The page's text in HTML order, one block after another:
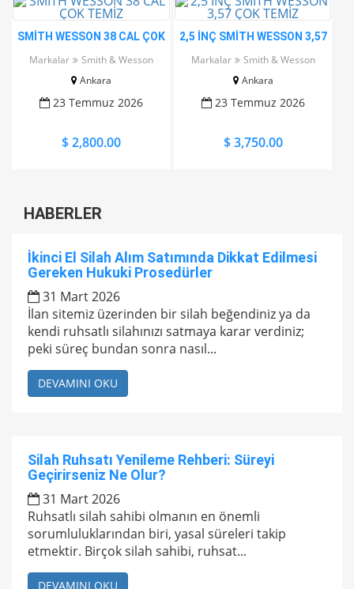
SMİTH WESSON 38 CAL ÇOK
Markalar
Smith & Wesson
Ankara
23 Temmuz 2026
$ 2,800.00
2,5 İNÇ SMİTH WESSON 3,57
Markalar
Smith & Wesson
Ankara
23 Temmuz 2026
$ 3,750.00
HABERLER
İkinci El Silah Alım Satımında Dikkat Edilmesi
Gereken Hukuki Prosedürler
31 Mart 2026
İlan sitemiz üzerinden bir silah beğendiniz ya da
kendi ruhsatlı silahınızı satmaya karar verdiniz;
peki süreç bundan sonra nasıl...
DEVAMINI OKU
Silah Ruhsatı Yenileme Rehberi: Süreyi
Geçirirseniz Ne Olur?
31 Mart 2026
Ruhsatlı silah sahibi olmanın en önemli
sorumluluklarından biri, yasal süreleri takip
etmektir. Birçok silah sahibi, ruhsat...
DEVAMINI OKU